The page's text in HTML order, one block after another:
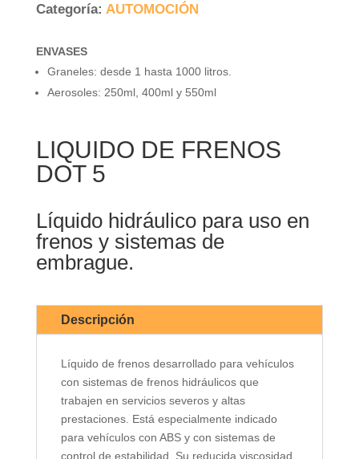
Categoría: AUTOMOCIÓN
ENVASES
Graneles: desde 1 hasta 1000 litros.
Aerosoles: 250ml, 400ml y 550ml
LIQUIDO DE FRENOS
DOT 5
Líquido hidráulico para uso en
frenos y sistemas de
embrague.
Descripción
Líquido de frenos desarrollado para vehículos
con sistemas de frenos hidráulicos que
trabajen en servicios severos y altas
prestaciones. Está especialmente indicado
para vehículos con ABS y con sistemas de
control de estabilidad. Su reducida viscosidad